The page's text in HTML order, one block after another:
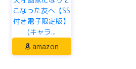
こなった友へ【SS
付き電子限定版】
(キャラ...
amazon